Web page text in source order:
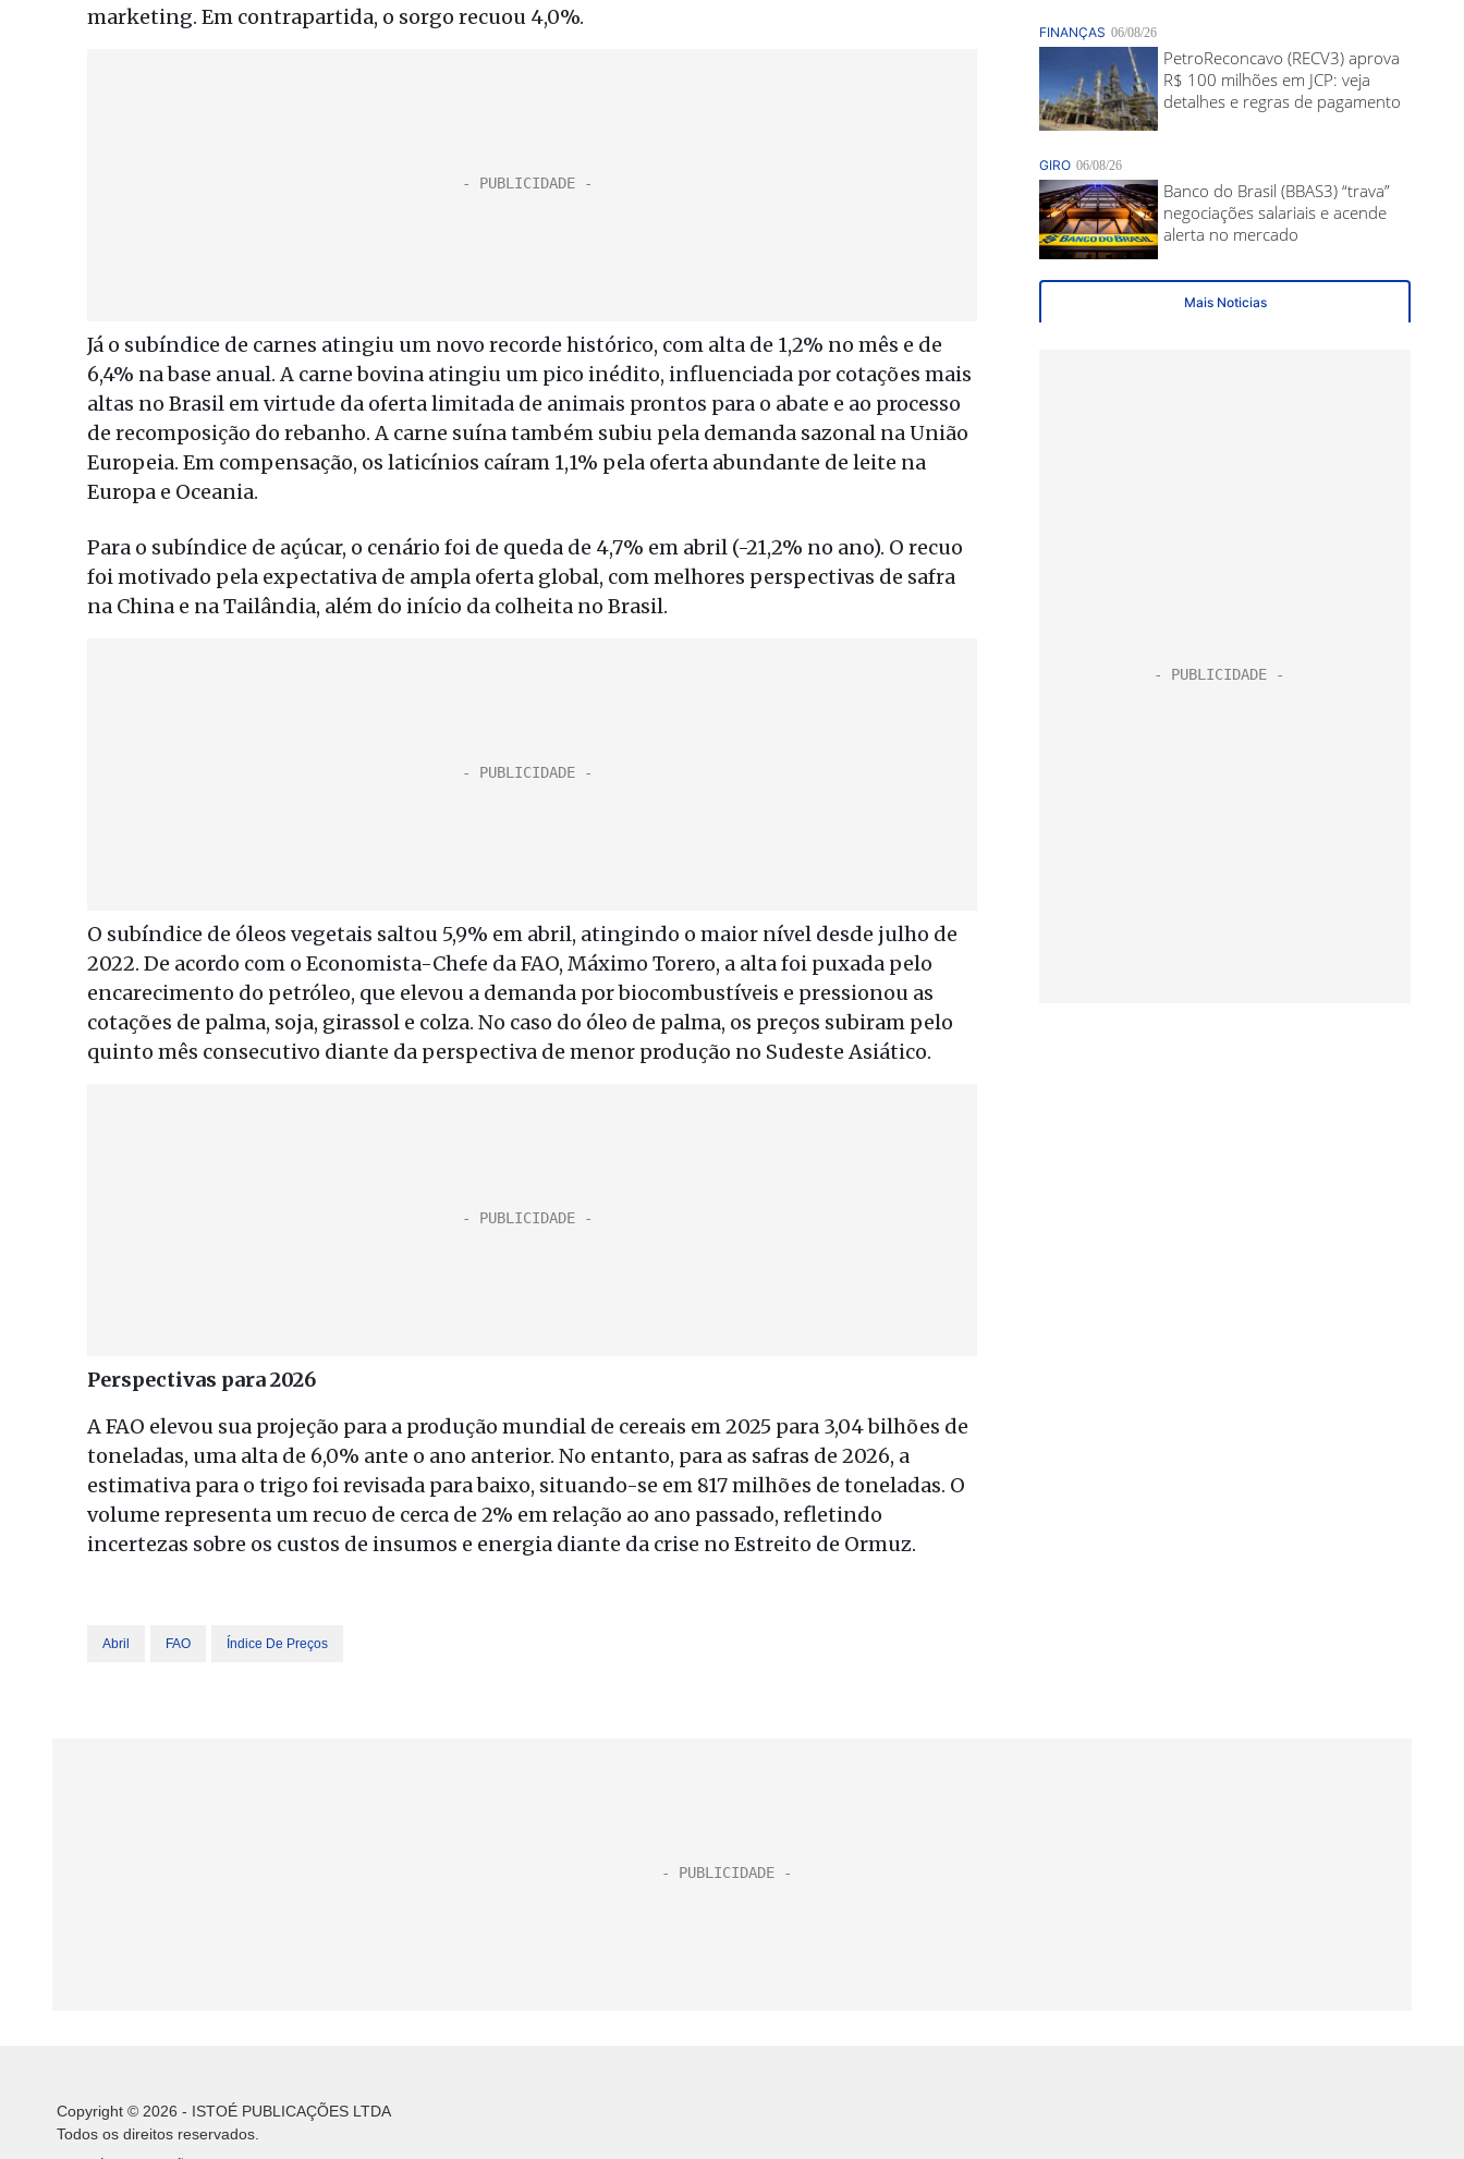
marketing. Em contrapartida, o sorgo recuou 4,0%.
Já o subíndice de carnes atingiu um novo recorde histórico, com alta de 1,2% no mês e de
6,4% na base anual. A carne bovina atingiu um pico inédito, influenciada por cotações mais
altas no Brasil em virtude da oferta limitada de animais prontos para o abate e ao processo
de recomposição do rebanho. A carne suína também subiu pela demanda sazonal na União
Europeia. Em compensação, os laticínios caíram 1,1% pela oferta abundante de leite na
Europa e Oceania.
Para o subíndice de açúcar, o cenário foi de queda de 4,7% em abril (-21,2% no ano). O recuo
foi motivado pela expectativa de ampla oferta global, com melhores perspectivas de safra
na China e na Tailândia, além do início da colheita no Brasil.
O subíndice de óleos vegetais saltou 5,9% em abril, atingindo o maior nível desde julho de
2022. De acordo com o Economista-Chefe da FAO, Máximo Torero, a alta foi puxada pelo
encarecimento do petróleo, que elevou a demanda por biocombustíveis e pressionou as
cotações de palma, soja, girassol e colza. No caso do óleo de palma, os preços subiram pelo
quinto mês consecutivo diante da perspectiva de menor produção no Sudeste Asiático.
Perspectivas para 2026
A FAO elevou sua projeção para a produção mundial de cereais em 2025 para 3,04 bilhões de
toneladas, uma alta de 6,0% ante o ano anterior. No entanto, para as safras de 2026, a
estimativa para o trigo foi revisada para baixo, situando-se em 817 milhões de toneladas. O
volume representa um recuo de cerca de 2% em relação ao ano passado, refletindo
incertezas sobre os custos de insumos e energia diante da crise no Estreito de Ormuz.
Abril FAO Índice De Preços
Copyright © 2026 - ISTOÉ PUBLICAÇÕES LTDA
Todos os direitos reservados.